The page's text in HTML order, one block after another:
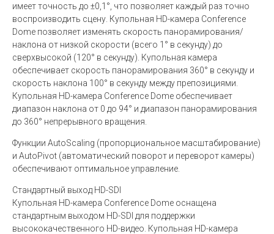
имеет точность до ±0,1°, что позволяет каждый раз точно
воспроизводить сцену. Купольная HD-камера Conference
Dome позволяет изменять скорость панорамирования/
наклона от низкой скорости (всего 1° в секунду) до
сверхвысокой (120° в секунду). Купольная камера
обеспечивает скорость панорамирования 360° в секунду и
скорость наклона 100° в секунду между препозициями.
Купольная HD-камера Conference Dome обеспечивает
диапазон наклона от 0 до 94° и диапазон панорамирования
до 360° непрерывного вращения.
Функции AutoScaling (пропорциональное масштабирование)
и AutoPivot (автоматический поворот и переворот камеры)
обеспечивают оптимальное управление.
Стандартный выход HD-SDI
Купольная HD-камера Conference Dome оснащена
стандартным выходом HD-SDI для поддержки
высококачественного HD-видео. Купольная HD-камера